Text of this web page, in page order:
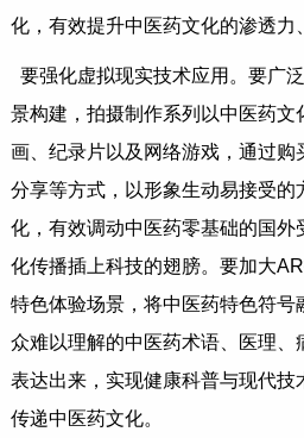
化，有效提升中医药文化的渗透力
要强化虚拟现实技术应用。要广
景构建，拍摄制作系列以中医药文
画、纪录片以及网络游戏，通过购
分享等方式，以形象生动易接受的
化，有效调动中医药零基础的国外
化传播插上科技的翅膀。要加大
特色体验场景，将中医药特色符号
众难以理解的中医药术语、医理、
表达出来，实现健康科普与现代技
传递中医药文化。